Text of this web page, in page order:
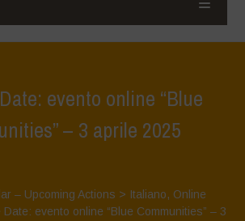
evento online “Blue
– 3 aprile 2025
– Upcoming Actions > Italiano, Online
Date: evento online “Blue Communities” – 3